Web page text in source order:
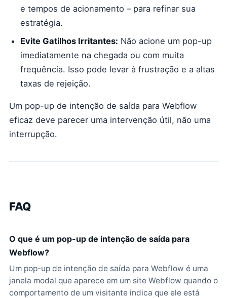
e tempos de acionamento – para refinar sua
estratégia.
Evite Gatilhos Irritantes: Não acione um pop-up
imediatamente na chegada ou com muita
frequência. Isso pode levar à frustração e a altas
taxas de rejeição.
Um pop-up de intenção de saída para Webflow
eficaz deve parecer uma intervenção útil, não uma
interrupção.
FAQ
O que é um pop-up de intenção de saída para
Webflow?
Um pop-up de intenção de saída para Webflow é uma
janela modal que aparece em um site Webflow quando o
comportamento de um visitante indica que ele está